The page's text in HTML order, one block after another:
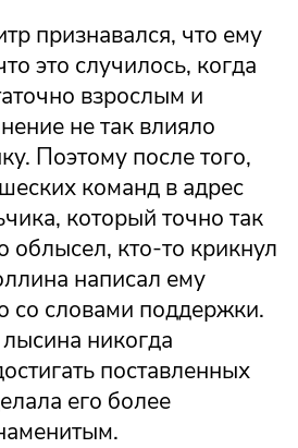
признавался, что ему
это случилось, когда
взрослым и
не так влияло
Поэтому после того,
команд в адрес
который точно так
облысел, кто-то крикнул
написал ему
со словами поддержки.
никогда
поставленных
его более